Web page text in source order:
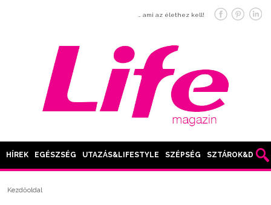
… ami az élethez kell!
HÍREK EGÉSZSÉG UTAZÁS&LIFESTYLE SZÉPSÉG SZTÁROK&DIVAT
Kezdőoldal